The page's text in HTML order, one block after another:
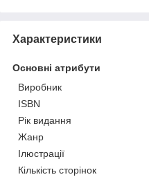
Характеристики
Основні атрибути
Виробник
ISBN
Рік видання
Жанр
Ілюстрації
Кількість сторінок